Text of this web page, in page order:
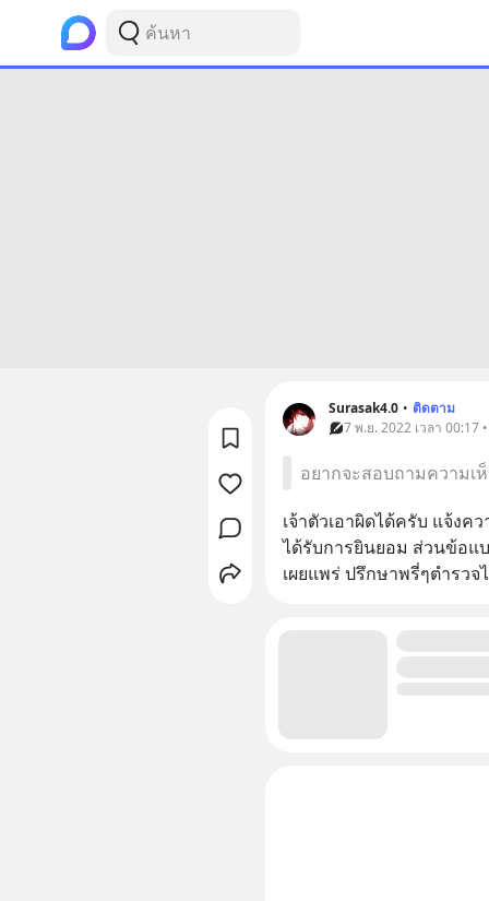
Surasak4.0 • ติดตาม
7 พ.ย. 2022 เวลา 00:17
อยากจะสอบถามความ
เจ้าตัวเอาผิดได้ครับ แจ้งค
ได้รับการยินยอม ส่วนข้อแ
เผยแพร่ ปรึกษาพรี่ๆตำรวจ